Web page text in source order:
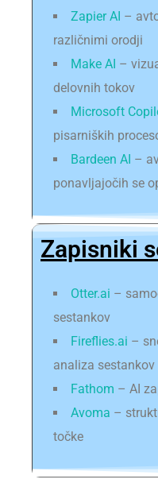
Zapier AI –
različnimi orodji
Make AI –
delovnih tokov
Microsoft
pisarniških
Bardeen AI –
ponavljajočih se
Zapisniki
Otter.ai –
sestankov
Fireflies.ai –
analiza sestankov
Fathom – AI
Avoma –
točke